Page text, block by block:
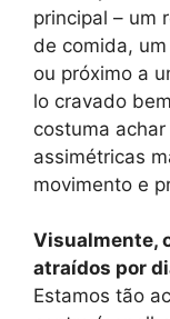
principal – um
de comida,
ou próximo a
lo cravado
costuma
assimétricas
movimento e
Visualmente,
atraídos por
Estamos tão